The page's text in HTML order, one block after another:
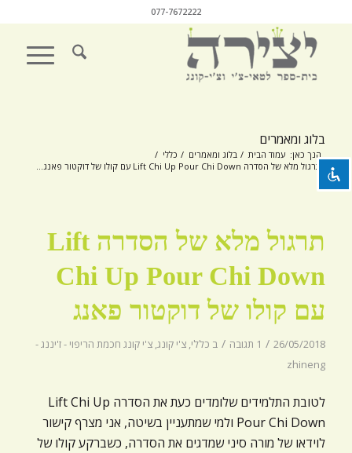
visibility_off השבת את ההבזקים
settings צבע רקע
zoom_out זום (הקטנה)
remove_circle_outline הקטנת גופן
הגדלת גופן
brightness_low ניגודיות כהה
הוסף קו תחתון לקישורים
font_download סמן קישורים
077-7672222
בלוג ומאמרים
הנך כאן: עמוד הבית / בלוג ומאמרים / כללי /
תרגול מלא של הסדרה Lift Chi Up Pour Chi Down עם קולו של דוקטור פאנג...
תרגול מלא של הסדרה Lift
Chi Up Pour Chi Down
עם קולו של דוקטור פאנג
26/05/2018
/ 1 תגובה / ב כללי, צ'י קונג, צ'י קונג חכמת הריפוי - ז'יננג -
zhineng
לטובת התלמידים שלומדים כעת את הסדרה Lift Chi Up
Pour Chi Down ולמי שמתעניין בשיטה, אני מצרף קישור
לוידאו של מורה סיני שמדגים את הסדרה, כשברקע קולו של